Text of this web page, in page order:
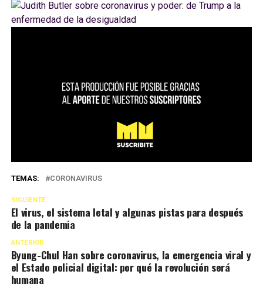
TEMAS: CORONAVIRUS
SIGUIENTE
El virus, el sistema letal y algunas pistas para después
de la pandemia
ANTERIOR
Byung-Chul Han sobre coronavirus, la emergencia viral y
el Estado policial digital: por qué la revolución será
humana